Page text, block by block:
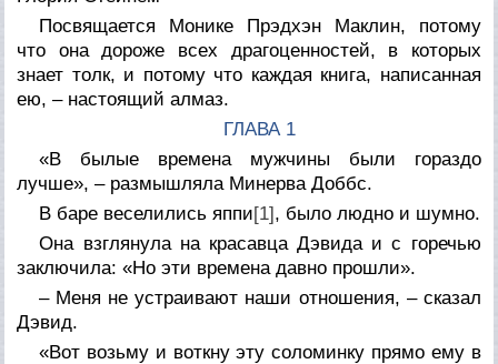
Посвящается Монике Прэдхэн Маклин, потому
что она дороже всех драгоценностей, в которых
знает толк, и потому что каждая книга, написанная
ею, – настоящий алмаз.
ГЛАВА 1
«В былые времена мужчины были гораздо
лучше», – размышляла Минерва Доббс.
В баре веселились яппи[1], было людно и шумно.
Она взглянула на красавца Дэвида и с горечью
заключила: «Но эти времена давно прошли».
– Меня не устраивают наши отношения, – сказал
Дэвид.
«Вот возьму и воткну эту соломинку прямо ему в